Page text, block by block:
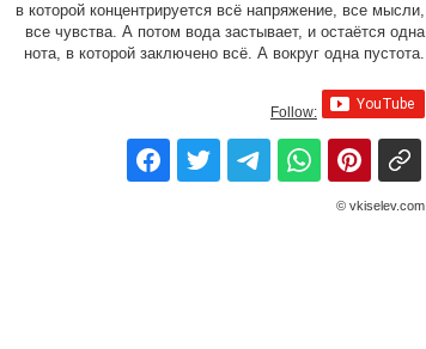
в которой концентрируется всё напряжение, все мысли,
все чувства. А потом вода застывает, и остаётся одна
нота, в которой заключено всё. А вокруг одна пустота.
Follow:
© vkiselev.com